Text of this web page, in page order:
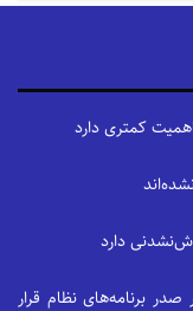
کمتری دارد
دارد
برنامه‌های نظام قرار